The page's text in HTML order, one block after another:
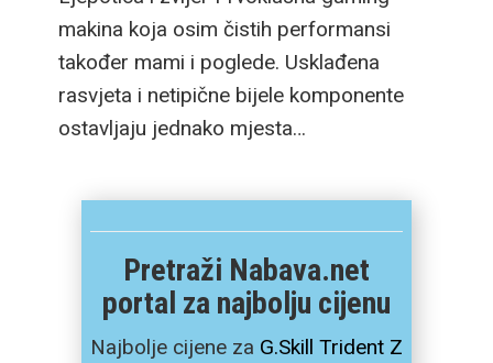
makina koja osim čistih performansi
također mami i poglede. Usklađena
rasvjeta i netipične bijele komponente
ostavljaju jednako mjesta…
Pretraži Nabava.net
portal za najbolju cijenu
Najbolje cijene za G.Skill Trident Z